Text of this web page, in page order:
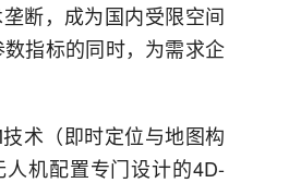
断，成为国内受限空间
指标的同时，为需求企
术（即时定位与地图构
机配置专门设计的4D-